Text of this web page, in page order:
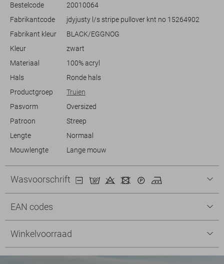
Combineer hem met een strakke jeans of een sportieve rok voor een
relaxte look. Of je nu een ochtendwandeling maakt of een kopje koffie
drinkt met vrienden, deze trui van Jacqueline de Yong biedt je stijl en
herfstwaardige outfit.
Bestelcode
20010064
Fabrikantcode
jdyjusty l/s stripe pullover knt no 15264902
Fabrikant kleur
BLACK/EGGNOG
Kleur
zwart
Materiaal
100% acryl
Hals
Ronde hals
Productgroep
Truien
Pasvorm
Oversized
Patroon
Streep
Lengte
Normaal
Mouwlengte
Lange mouw
Wasvoorschrift
EAN codes
Winkelvoorraad